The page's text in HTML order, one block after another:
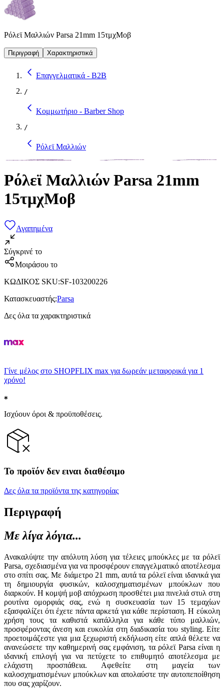
Ρόλεϊ Μαλλιών Parsa 21mm 15τμχΜοβ
Περιγραφή Χαρακτηριστικά
Επαγγελματικά - B2B
/
Κομμωτήριο - Barber Shop
/
Ρόλεϊ Μαλλιών
Ρόλεϊ Μαλλιών Parsa 21mm
15τμχΜοβ
Αγαπημένα
Σύγκρινέ το
Μοιράσου το
ΚΩΔΙΚΟΣ SKU:SF-103200226
Κατασκευαστής:Parsa
Δες όλα τα χαρακτηριστικά
Γίνε μέλος στο SHOPFLIX max για δωρεάν μεταφορικά για 1
χρόνο!
Ισχύουν όροι & προϋποθέσεις.
Το προϊόν δεν ειναι διαθέσιμο
Δες όλα τα προϊόντα της κατηγορίας
Περιγραφή
Με λίγα λόγια...
Ανακαλύψτε την απόλυτη λύση για τέλειες μπούκλες με τα ρόλεϊ
Parsa, σχεδιασμένα για να προσφέρουν επαγγελματικό αποτέλεσμα
στο σπίτι σας. Με διάμετρο 21 mm, αυτά τα ρόλεϊ είναι ιδανικά για
τη δημιουργία φυσικών, καλοσχηματισμένων μπούκλων που
διαρκούν. Η κομψή μοβ απόχρωση προσθέτει μια πινελιά στυλ στη
ρουτίνα ομορφιάς σας, ενώ η συσκευασία των 15 τεμαχίων
εξασφαλίζει ότι έχετε πάντα αρκετά για κάθε περίσταση. Η εύκολη
χρήση τους τα καθιστά κατάλληλα για κάθε τύπο μαλλιών,
προσφέροντας άνεση και ευκολία στη διαδικασία του styling. Είτε
προετοιμάζεστε για μια ξεχωριστή εκδήλωση είτε απλά θέλετε να
ανανεώσετε την καθημερινή σας εμφάνιση, τα ρόλεϊ Parsa είναι η
ιδανική επιλογή για να πετύχετε το επιθυμητό αποτέλεσμα με
ελάχιστη προσπάθεια. Αφεθείτε στη μαγεία των
καλοσχηματισμένων μπούκλων και απολαύστε την αυτοπεποίθηση
που σας χαρίζουν.